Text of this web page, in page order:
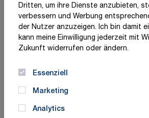
Dritten, um ihre Dienste anzubieten,
verbessern und Werbung
der Nutzer anzuzeigen. Ich bin damit
kann meine Einwilligung jederzeit mit
Zukunft widerrufen oder ändern.
Essenziell
Marketing
Analytics
Ersatzartikel für
Klapprahmen
Posterschutzfolie
ab6,77 €